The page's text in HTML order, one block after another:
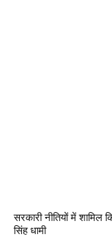
सरकारी नीतियों में
सिंह धामी